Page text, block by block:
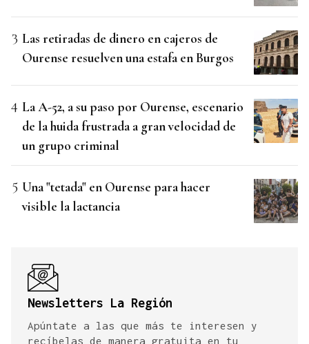
Las retiradas de dinero en cajeros de
Ourense resuelven una estafa en Burgos
La A-52, a su paso por Ourense, escenario
de la huida frustrada a gran velocidad de
un grupo criminal
Una "tetada" en Ourense para hacer
visible la lactancia
Newsletters La Región
Apúntate a las que más te interesen y
recíbelas de manera gratuita en tu